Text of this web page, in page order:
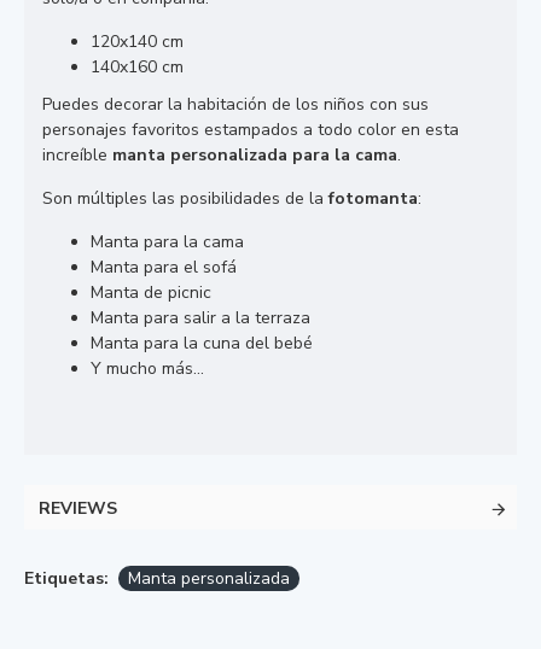
120x140 cm
140x160 cm
Puedes decorar la habitación de los niños con sus
personajes favoritos estampados a todo color en esta
increíble manta personalizada para la cama.
Son múltiples las posibilidades de lafotomanta:
Manta para la cama
Manta para el sofá
Manta de picnic
Manta para salir a la terraza
Manta para la cuna del bebé
Y mucho más...
REVIEWS
Etiquetas: Manta personalizada